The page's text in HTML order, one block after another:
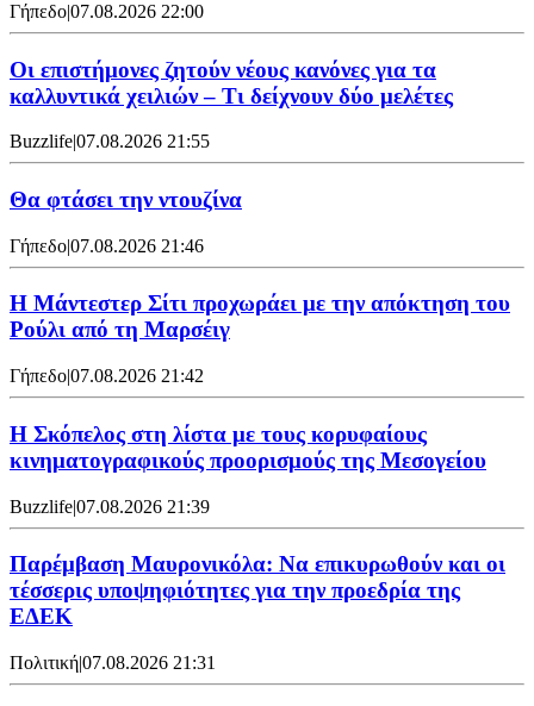
Γήπεδο|07.08.2026 22:00
Οι επιστήμονες ζητούν νέους κανόνες για τα
καλλυντικά χειλιών – Τι δείχνουν δύο μελέτες
Buzzlife|07.08.2026 21:55
Θα φτάσει την ντουζίνα
Γήπεδο|07.08.2026 21:46
Η Μάντεστερ Σίτι προχωράει με την απόκτηση του
Ρούλι από τη Μαρσέιγ
Γήπεδο|07.08.2026 21:42
Η Σκόπελος στη λίστα με τους κορυφαίους
κινηματογραφικούς προορισμούς της Μεσογείου
Buzzlife|07.08.2026 21:39
Παρέμβαση Μαυρονικόλα: Να επικυρωθούν και οι
τέσσερις υποψηφιότητες για την προεδρία της
ΕΔΕΚ
Πολιτική|07.08.2026 21:31